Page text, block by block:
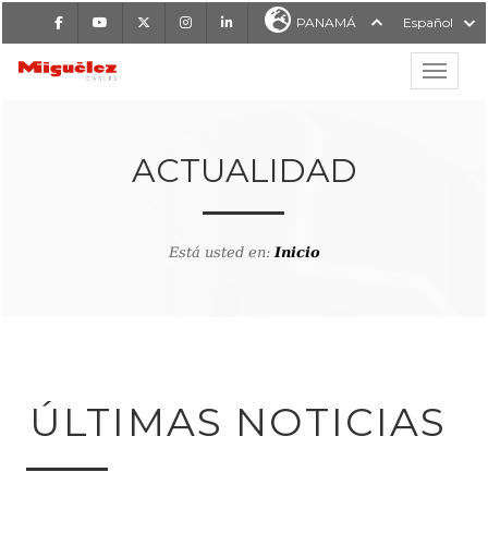
FacebookYoutube InstagramLinkedIn PANAMÁ Español
MIGUÉLEZ CABLES
ACTUALIDAD
Está usted en:Inicio
ÚLTIMAS NOTICIAS